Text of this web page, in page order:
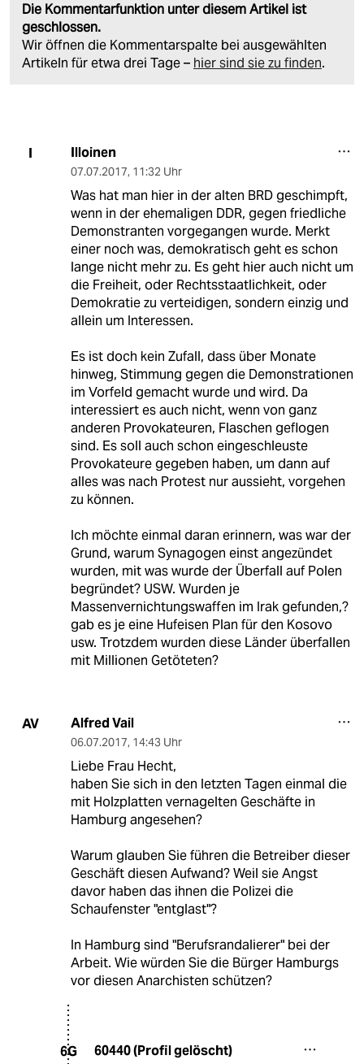
Die Kommentarfunktion unter diesem Artikel ist
geschlossen.
Wir öffnen die Kommentarspalte bei ausgewählten
Artikeln für etwa drei Tage – hier sind sie zu finden.
I Illoinen
07.07.2017, 11:32 Uhr
Was hat man hier in der alten BRD geschimpft,
wenn in der ehemaligen DDR, gegen friedliche
Demonstranten vorgegangen wurde. Merkt
einer noch was, demokratisch geht es schon
lange nicht mehr zu. Es geht hier auch nicht um
die Freiheit, oder Rechtsstaatlichkeit, oder
Demokratie zu verteidigen, sondern einzig und
allein um Interessen.
Es ist doch kein Zufall, dass über Monate
hinweg, Stimmung gegen die Demonstrationen
im Vorfeld gemacht wurde und wird. Da
interessiert es auch nicht, wenn von ganz
anderen Provokateuren, Flaschen geflogen
sind. Es soll auch schon eingeschleuste
Provokateure gegeben haben, um dann auf
alles was nach Protest nur aussieht, vorgehen
zu können.
Ich möchte einmal daran erinnern, was war der
Grund, warum Synagogen einst angezündet
wurden, mit was wurde der Überfall auf Polen
begründet? USW. Wurden je
Massenvernichtungswaffen im Irak gefunden,?
gab es je eine Hufeisen Plan für den Kosovo
usw. Trotzdem wurden diese Länder überfallen
mit Millionen Getöteten?
AV Alfred Vail
06.07.2017, 14:43 Uhr
Liebe Frau Hecht,
haben Sie sich in den letzten Tagen einmal die
mit Holzplatten vernagelten Geschäfte in
Hamburg angesehen?
Warum glauben Sie führen die Betreiber dieser
Geschäft diesen Aufwand? Weil sie Angst
davor haben das ihnen die Polizei die
Schaufenster "entglast"?
In Hamburg sind "Berufsrandalierer" bei der
Arbeit. Wie würden Sie die Bürger Hamburgs
vor diesen Anarchisten schützen?
6G 60440 (Profil gelöscht)